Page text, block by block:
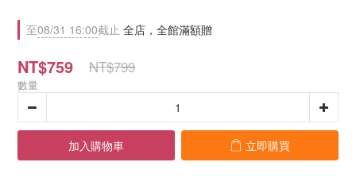
至08/31 16:00截止 全店，全館滿額贈
NT$759 NT$799
數量
加入購物車 立即購買